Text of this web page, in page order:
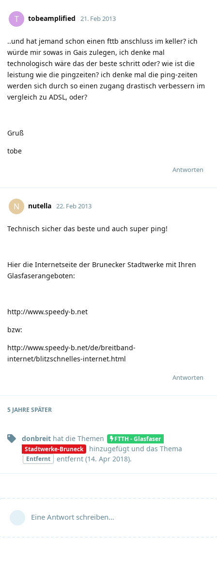
T tobeamplified 21. Feb 2013
..und hat jemand schon einen fttb anschluss im keller? ich
würde mir sowas in Gais zulegen, ich denke mal
technologisch wäre das der beste schritt oder? wie ist die
leistung wie die pingzeiten? ich denke mal die ping-zeiten
werden sich durch so einen zugang drastisch verbessern im
vergleich zu ADSL, oder?
Gruß
tobe
Antworten
N nutella 22. Feb 2013
Technisch sicher das beste und auch super ping!
Hier die Internetseite der Brunecker Stadtwerke mit Ihren
Glasfaserangeboten:
http://www.speedy-b.net
bzw:
http://www.speedy-b.net/de/breitband-
internet/blitzschnelles-internet.html
Antworten
5 JAHRE SPÄTER
donbreit hat die Themen
FTTH - Glasfaser
Stadtwerke-Bruneck
hinzugefügt und das Thema
Entfernt entfernt (14. Apr 2018).
Eine Antwort schreiben…